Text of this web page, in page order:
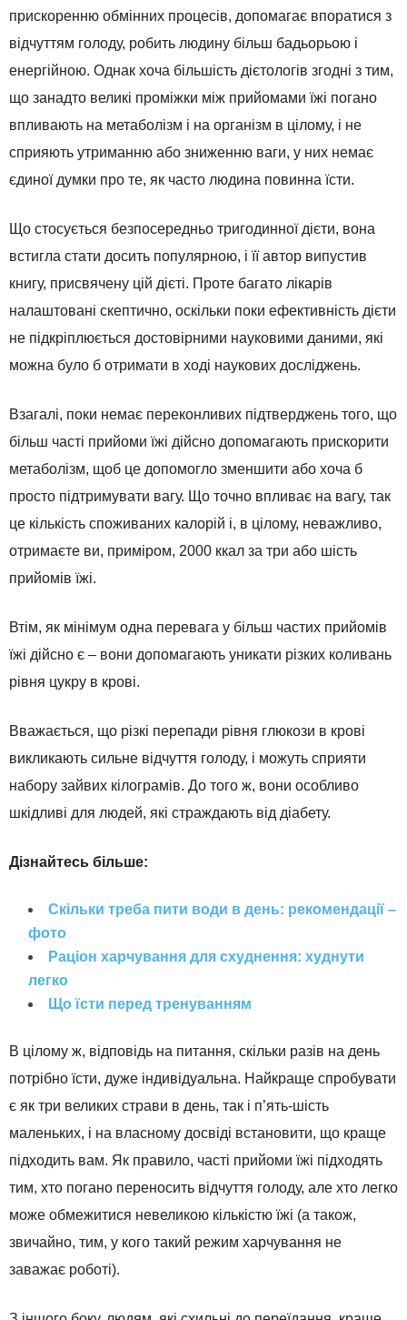
прискоренню обмінних процесів, допомагає впоратися з
відчуттям голоду, робить людину більш бадьорьою і
енергійною. Однак хоча більшість дієтологів згодні з тим,
що занадто великі проміжки між прийомами їжі погано
впливають на метаболізм і на організм в цілому, і не
сприяють утриманню або зниженню ваги, у них немає
єдиної думки про те, як часто людина повинна їсти.
Що стосується безпосередньо тригодинної дієти, вона
встигла стати досить популярною, і її автор випустив
книгу, присвячену цій дієті. Проте багато лікарів
налаштовані скептично, оскільки поки ефективність дієти
не підкріплюється достовірними науковими даними, які
можна було б отримати в ході наукових досліджень.
Взагалі, поки немає переконливих підтверджень того, що
більш часті прийоми їжі дійсно допомагають прискорити
метаболізм, щоб це допомогло зменшити або хоча б
просто підтримувати вагу. Що точно впливає на вагу, так
це кількість споживаних калорій і, в цілому, неважливо,
отримаєте ви, приміром, 2000 ккал за три або шість
прийомів їжі.
Втім, як мінімум одна перевага у більш частих прийомів
їжі дійсно є – вони допомагають уникати різких коливань
рівня цукру в крові.
Вважається, що різкі перепади рівня глюкози в крові
викликають сильне відчуття голоду, і можуть сприяти
набору зайвих кілограмів. До того ж, вони особливо
шкідливі для людей, які страждають від діабету.
Дізнайтесь більше:
Скільки треба пити води в день: рекомендації –
фото
Раціон харчування для схуднення: худнути
легко
Що їсти перед тренуванням
В цілому ж, відповідь на питання, скільки разів на день
потрібно їсти, дуже індивідуальна. Найкраще спробувати
є як три великих страви в день, так і п’ять-шість
маленьких, і на власному досвіді встановити, що краще
підходить вам. Як правило, часті прийоми їжі підходять
тим, хто погано переносить відчуття голоду, але хто легко
може обмежитися невеликою кількістю їжі (а також,
звичайно, тим, у кого такий режим харчування не
заважає роботі).